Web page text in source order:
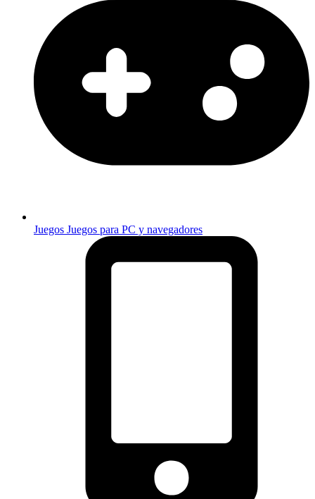
Juegos Juegos para PC y navegadores